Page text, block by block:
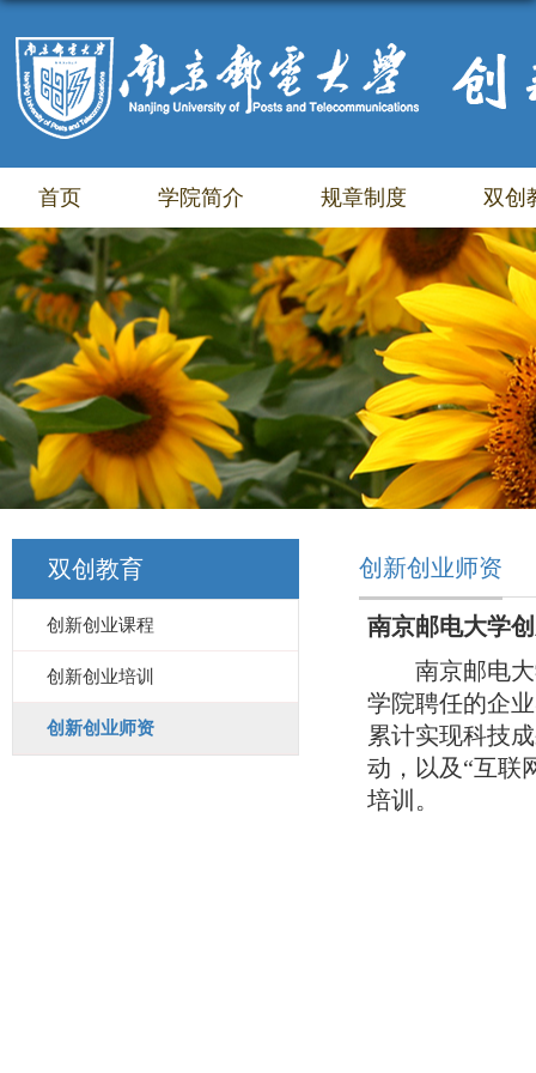
首页 学院简介 规章制度 双创
双创教育
创新创业课程
创新创业培训
创新创业师资
创新创业师资
南京邮电大学
南京邮电
学院聘任的企
累计实现科技
动，以及“互联
培训。